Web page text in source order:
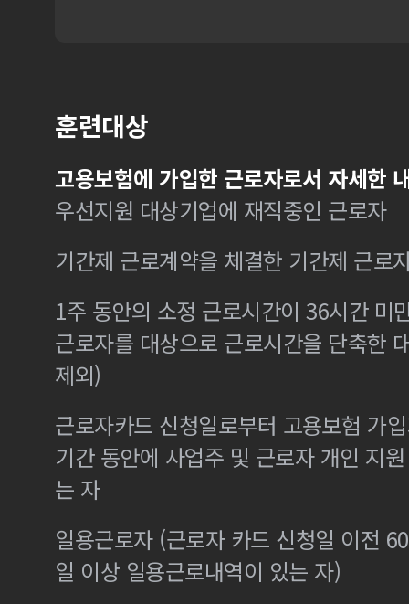
훈련대상
고용보험에 가입한 근로자로서 자세한
우선지원 대상기업에 재직중인 근로자
기간제 근로계약을 체결한 기간제 근로
1주 동안의 소정 근로시간이 36시간 미
근로자를 대상으로 근로시간을 단축한
제외)
근로자카드 신청일로부터 고용보험 가
기간 동안에 사업주 및 근로자 개인 지
는 자
일용근로자 (근로자 카드 신청일 이전
일 이상 일용근로내역이 있는 자)